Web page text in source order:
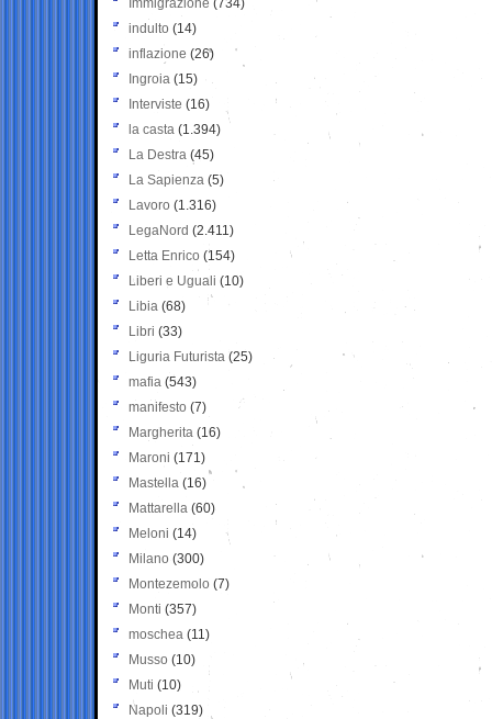
Immigrazione (734)
indulto (14)
inflazione (26)
Ingroia (15)
Interviste (16)
la casta (1.394)
La Destra (45)
La Sapienza (5)
Lavoro (1.316)
LegaNord (2.411)
Letta Enrico (154)
Liberi e Uguali (10)
Libia (68)
Libri (33)
Liguria Futurista (25)
mafia (543)
manifesto (7)
Margherita (16)
Maroni (171)
Mastella (16)
Mattarella (60)
Meloni (14)
Milano (300)
Montezemolo (7)
Monti (357)
moschea (11)
Musso (10)
Muti (10)
Napoli (319)